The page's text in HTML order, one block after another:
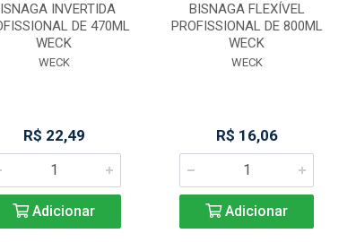
INVERTIDA
DE 470ML
WECK
WECK
R$ 22,49
Adicionar
BISNAGA FLEXÍVEL
PROFISSIONAL DE 800ML
WECK
WECK
R$ 16,06
Adicionar